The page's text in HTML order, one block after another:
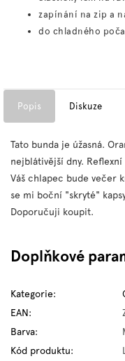
zapínání na zip a
do chladného
Popis Diskuze
Tato bunda je úžasná.
nejblátivější dny.
Váš chlapec bude večer
se mi boční "skryté"
Doporučuji koupit.
Doplňkové
Kategorie:
EAN:
Barva:
Kód produktu: